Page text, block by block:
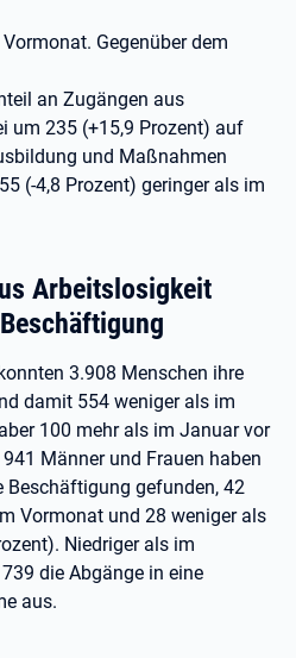
Gegenüber dem
an Zugängen aus
um 235 (+15,9 Prozent) auf
und Maßnahmen
(-4,8 Prozent) geringer als im
Arbeitslosigkeit
3.908 Menschen ihre
damit 554 weniger als im
100 mehr als im Januar vor
Männer und Frauen haben
Beschäftigung gefunden, 42
Vormonat und 28 weniger als
Niedriger als im
die Abgänge in eine
aus.